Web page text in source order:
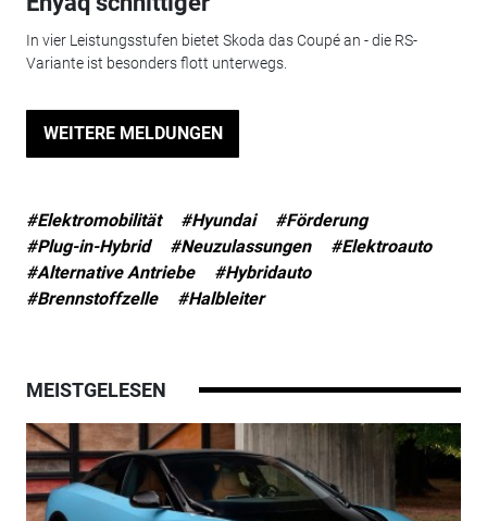
In vier Leistungsstufen bietet Skoda das Coupé an - die RS-
Variante ist besonders flott unterwegs.
WEITERE MELDUNGEN
#Elektromobilität #Hyundai
#Förderung
#Plug-in-Hybrid
#Neuzulassungen
#Elektroauto
#Alternative Antriebe
#Hybridauto
#Brennstoffzelle
#Halbleiter
MEISTGELESEN